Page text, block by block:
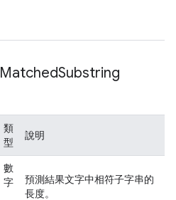
MatchedSubstring
類
型
說明
數
字
預測結果文字中相符子字串的
長度。